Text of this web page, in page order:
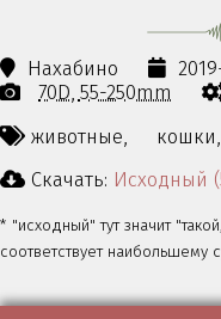
Нахабино
70D 55-250mm
животные,
кошки,
Скачать: Исходный
* "исходный" тут значит
соответствует наибольшему